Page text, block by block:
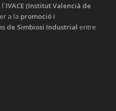
IVACE (Institut Valencià de
a la promoció i
de Simbiosi Industrial entre